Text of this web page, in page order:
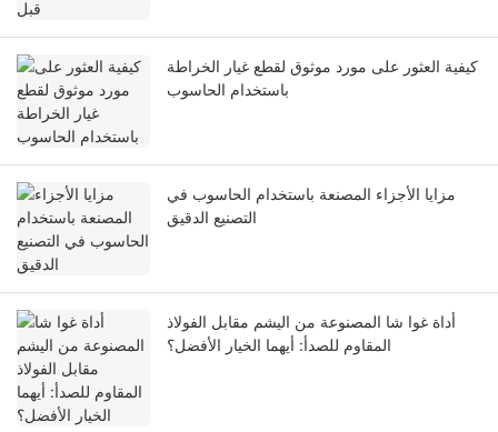
كيفية العثور على مورد موثوق لقطع غيار الخراطة
باستخدام الحاسوب
مزايا الأجزاء المصنعة باستخدام الحاسوب في
التصنيع الدقيق
أداة غوا شا المصنوعة من اليشم مقابل الفولاذ
المقاوم للصدأ: أيهما الخيار الأفضل؟